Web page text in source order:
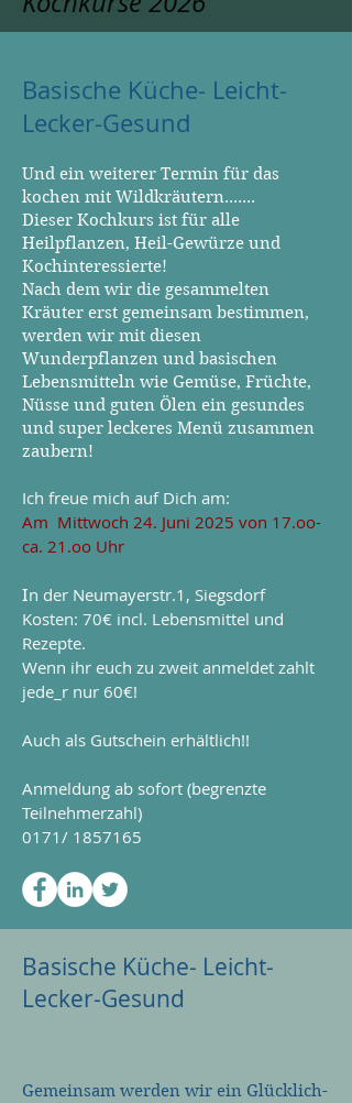
Basische Küche- Leicht-
Lecker-Gesund
Und ein weiterer Termin für das
kochen mit Wildkräutern.......
Dieser Kochkurs ist für alle
Heilpflanzen, Heil-Gewürze und
Kochinteressierte!
Nach dem wir die gesammelten
Kräuter erst gemeinsam bestimmen,
werden wir mit diesen
Wunderpflanzen und basischen
Lebensmitteln wie Gemüse, Früchte,
Nüsse und guten Ölen ein gesundes
und super leckeres Menü zusammen
zaubern!
Ich freue mich auf Dich am:
Am Mittwoch 24. Juni 2025 von 17.oo-
ca. 21.oo Uhr
​In der Neumayerstr.1, Siegsdorf
Kosten: 70€ incl. Lebensmittel und
Rezepte.
Wenn ihr euch zu zweit anmeldet zahlt
jede_r nur 60€!
Auch als Gutschein erhältlich!!
Anmeldung ab sofort (begrenzte
Teilnehmerzahl)
0171/ 1857165
Basische Küche- Leicht-
Lecker-Gesund
Gemeinsam werden wir ein Glücklich-